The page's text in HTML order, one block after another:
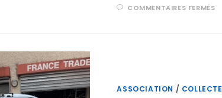
COMMENTAIRES FERMÉS
ASSOCIATION / COLLECTE